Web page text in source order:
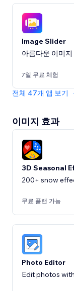
Image Slider
아름다운 이미
7일 무료 체험
전체 47개 앱 보기
이미지 효과
3D Seasonal
200+ snow
무료 플랜 가능
Photo Editor
Edit photos